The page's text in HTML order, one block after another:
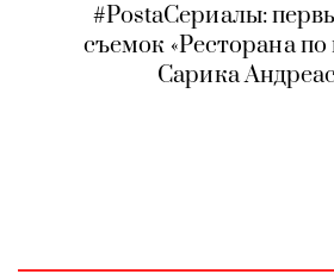
#PostaСериалы:
съемок «Ресторана
Сарика